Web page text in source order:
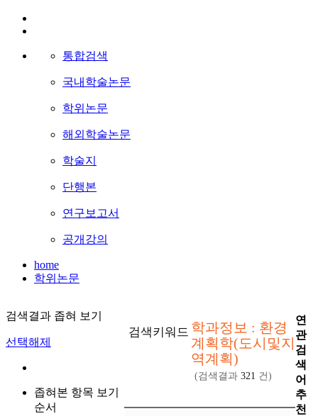
통합검색
국내학술논문
학위논문
해외학술논문
학술지
단행본
연구보고서
공개강의
home
학위논문
검색결과 좁혀 보기
선택해제
좁혀본 항목 보기
순서
검색키워드 학과정보 : 환경
계획학(도시및지
역계획)
(검색결과 321 건)
연
관
검
색
어
추
천